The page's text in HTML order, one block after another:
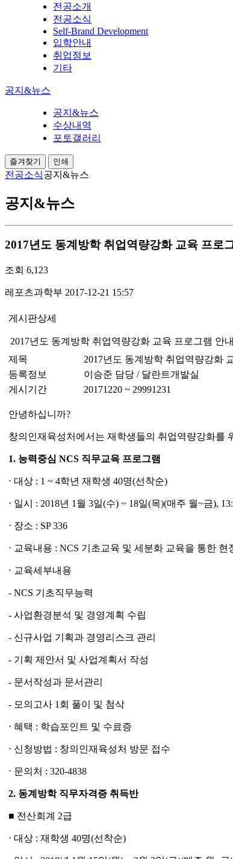
전공소개
전공소식
Self-Brand Development
입학안내
취업정보
기타
공지&뉴스
공지&뉴스
수상내역
포토갤러리
즐겨찾기 인쇄
전공소식공지&뉴스
공지&뉴스
2017년도 동계방학 취업역량강화 교육 프로
조회 6,123
레포츠과학부 2017-12-21 15:57
게시판상세
2017년도 동계방학 취업역량강화 교육 프로그램 안내
제목
2017년도 동계방학 취업역량강화
등록정보
이승준 담당 / 달란트개발실
게시기간
20171220 ~ 29991231
안녕하십니까?
창의인재육성처에서는 재학생들의 취업역량강화를
1. 능력중심 NCS 직무교육 프로그램
⋅ 대상 : 1 ~ 4학년 재학생 40명(선착순)
⋅ 일시 : 2018년 1월 3일(수) ~ 18일(목)(매주 월~금),
⋅ 장소 : SP 336
⋅ 교육내용 : NCS 기초교육 및 세분화 교육을 통한 현
⋅ 교육세부내용
- NCS 기초직무능력
- 사업환경분석 및 경영계획 수립
- 신규사업 기획과 경영리스크 관리
- 기획 제안서 및 사업계획서 작성
- 문서작성과 문서관리
- 모의고사 1회 풀이 및 첨삭
⋅ 혜택 : 학습포인트 및 수료증
⋅ 신청방법 : 창의인재육성처 방문 접수
⋅ 문의처 : 320-4838
2. 동계방학 직무자격증 취득반
■ 전산회계 2급
⋅ 대상 : 재학생 40명(선착순)